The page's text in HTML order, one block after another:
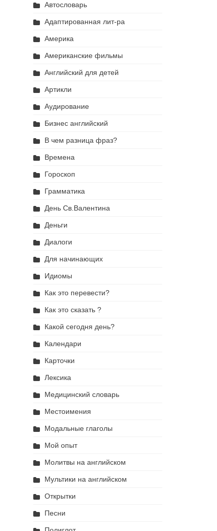
Автословарь
Адаптированная лит-ра
Америка
Американские фильмы
Английский для детей
Артикли
Аудирование
Бизнес английский
В чем разница фраз?
Времена
Гороскоп
Грамматика
День Св.Валентина
Деньги
Диалоги
Для начинающих
Идиомы
Как это перевести?
Как это сказать ?
Какой сегодня день?
Календари
Карточки
Лексика
Медицинский словарь
Местоимения
Модальные глаголы
Мой опыт
Молитвы на английском
Мультики на английском
Открытки
Песни